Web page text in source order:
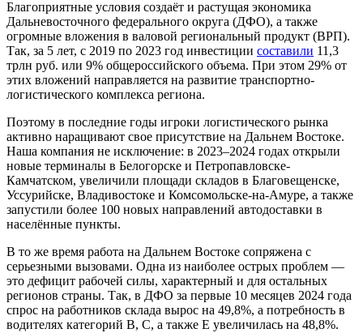
Благоприятные условия создаёт и растущая экономика
Дальневосточного федерального округа (ДФО), а также
огромные вложения в валовой региональный продукт (ВРП).
Так, за 5 лет, с 2019 по 2023 год инвестиции составили 11,3
трлн руб. или 9% общероссийского объема. При этом 29% от
этих вложений направляется на развитие транспортно-
логистического комплекса региона.
Поэтому в последние годы игроки логистического рынка
активно наращивают свое присутствие на Дальнем Востоке.
Наша компания не исключение: в 2023–2024 годах открыли
новые терминалы в Белогорске и Петропавловске-
Камчатском, увеличили площади складов в Благовещенске,
Уссурийске, Владивостоке и Комсомольске-на-Амуре, а также
запустили более 100 новых направлений автодоставки в
населённые пункты.
В то же время работа на Дальнем Востоке сопряжена с
серьезными вызовами. Одна из наиболее острых проблем —
это дефицит рабочей силы, характерный и для остальных
регионов страны. Так, в ДФО за первые 10 месяцев 2024 года
спрос на работников склада вырос на 49,8%, а потребность в
водителях категорий B, C, а также E увеличилась на 48,8%.